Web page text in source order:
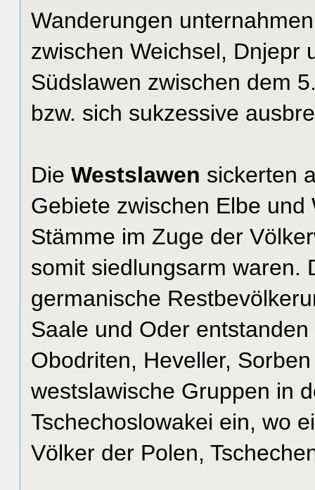
Wanderungen
zwischen Weichsel, Dnjepr
Südslawen zwischen dem
bzw. sich sukzessive
Die Westslawen sickerten
Gebiete zwischen Elbe
Stämme im Zuge der
somit siedlungsarm waren.
germanische
Saale und Oder
Obodriten, Heveller,
westslawische Gruppen in
Tschechoslowakei ein, wo
Völker der Polen,